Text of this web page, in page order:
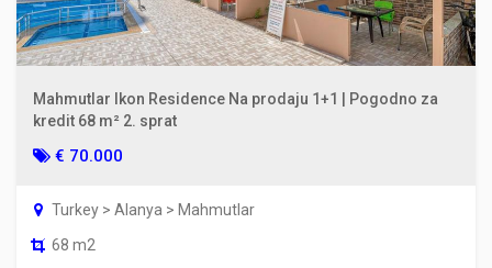
Mahmutlar Ikon Residence Na prodaju 1+1 | Pogodno za
kredit 68 m² 2. sprat
€ 70.000
Turkey > Alanya > Mahmutlar
68 m2